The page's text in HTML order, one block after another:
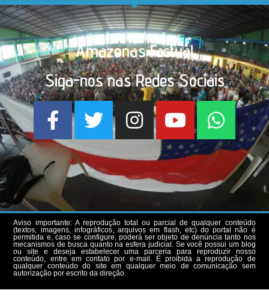
Amazonas Factual
Siga-nos nas Redes Sociais
Aviso importante: A reprodução total ou parcial de qualquer conteúdo
(textos, imagens, infográficos, arquivos em flash, etc) do portal não é
permitida e, caso se configure, poderá ser objeto de denúncia tanto nos
mecanismos de busca quanto na esfera judicial. Se você possui um blog
ou site e deseja estabelecer uma parceria para reproduzir nosso
conteúdo, entre em contato por e-mail. É proibida a reprodução de
qualquer conteúdo do site em qualquer meio de comunicação sem
autorização por escrito da direção.